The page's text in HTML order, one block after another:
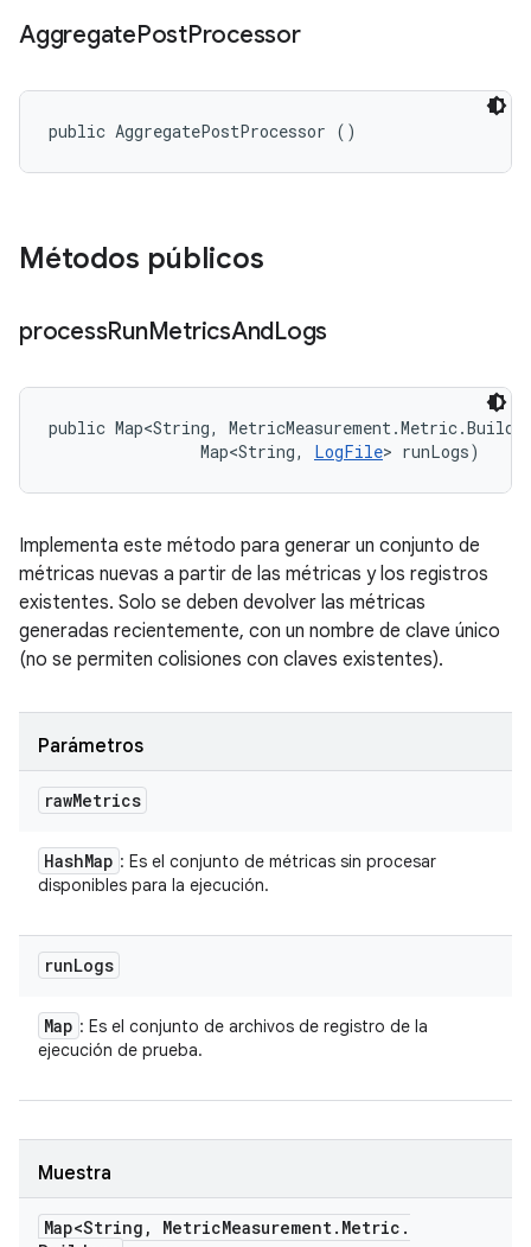
AggregatePostProcessor
public AggregatePostProcessor ()
Métodos públicos
processRunMetricsAndLogs
public Map<String,
                Map<String,
LogFile> runLogs)
Implementa este método para generar un conjunto de
métricas nuevas a partir de las métricas y los registros
existentes. Solo se deben devolver las métricas
generadas recientemente, con un nombre de clave único
(no se permiten colisiones con claves existentes).
Parámetros
rawMetrics
HashMap : Es el conjunto de métricas sin procesar
disponibles para la ejecución.
runLogs
Map : Es el conjunto de archivos de registro de la
ejecución de prueba.
Muestra
Map<String , MetricMeasurement. Metric .